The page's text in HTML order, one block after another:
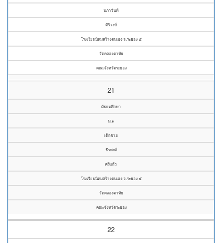
ปภาวินท์
ศิริวงษ์
โรงเรียนนิคมสร้างตนเอง จ.ระยอง ๕
วัดคลองตาทัย
คณะจังหวัดระยอง
21
มัธยมศึกษา
ม.๑
เด็กชาย
ธีรพงศ์
ศรีแก้ว
โรงเรียนนิคมสร้างตนเอง จ.ระยอง ๕
วัดคลองตาทัย
คณะจังหวัดระยอง
22